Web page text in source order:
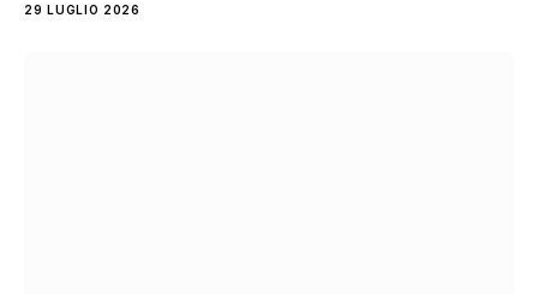
29 LUGLIO 2026